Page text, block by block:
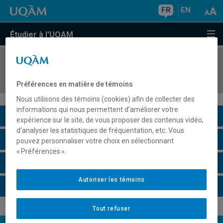
FR EN
Étudier à l'UQAM
COURS//
Description du cours
Horaire - Été 2026
Préférences en matière de témoins
Nous utilisons des témoins (cookies) afin de collecter des
informations qui nous permettent d’améliorer votre
expérience sur le site, de vous proposer des contenus vidéo,
d’analyser les statistiques de fréquentation, etc. Vous
pouvez personnaliser votre choix en sélectionnant
« Préférences ».
Tout refuser
Autoriser les témoins